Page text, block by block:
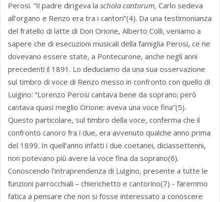
Perosi. “Il padre dirigeva la schola cantorum, Carlo sedeva
all’organo e Renzo era tra i cantori”(4). Da una testimonianza
del fratello di latte di Don Orione, Alberto Colli, veniamo a
sapere che di esecuzioni musicali della famiglia Perosi, ce ne
dovevano essere state, a Pontecurone, anche negli anni
precedenti il 1891. Lo deduciamo da una sua osservazione
sul timbro di voce di Renzo messo in confronto con quello di
Luigino: “Lorenzo Perosi cantava bene da soprano; però
cantava quasi meglio Orione: aveva una voce fina”(5).
Questo particolare, sul timbro della voce, conferma che il
confronto canoro fra i due, era avvenuto qualche anno prima
del 1899. In quell’anno infatti i due coetanei, diciassettenni,
non potevano più avere la voce fina da soprano(6).
Conoscendo l’intraprendenza di Luigino, presente a tutte le
funzioni parrocchiali – chierichetto e cantorino(7) - faremmo
fatica a pensare che non si fosse interessato a conoscere